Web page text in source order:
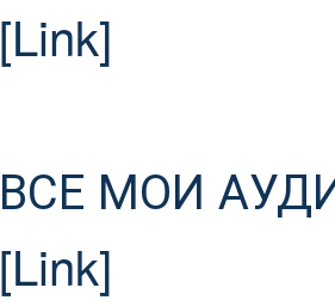
[Link]
ВСЕ МОИ
[Link]